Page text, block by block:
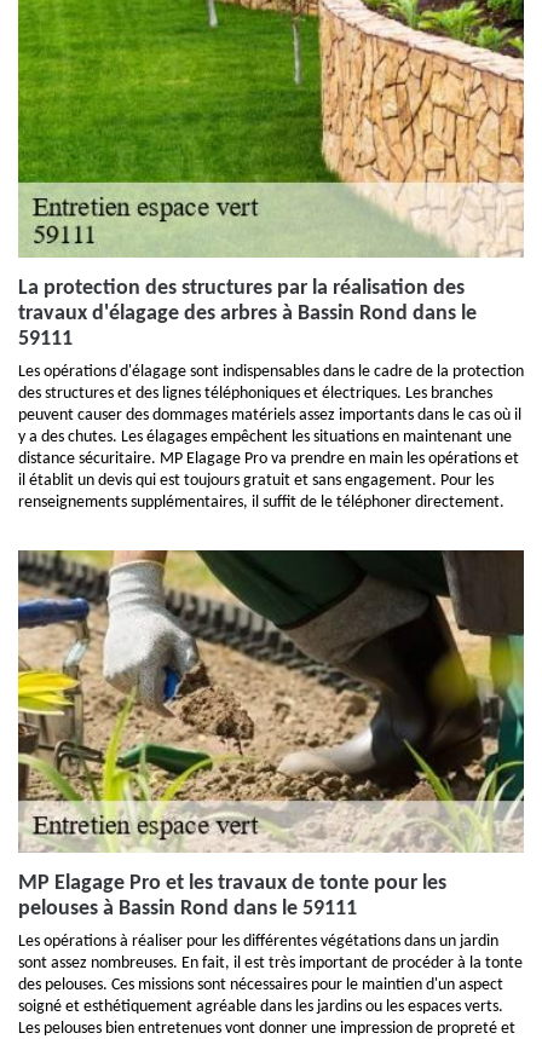
La protection des structures par la réalisation des
travaux d'élagage des arbres à Bassin Rond dans le
59111
Les opérations d'élagage sont indispensables dans le cadre de la protection
des structures et des lignes téléphoniques et électriques. Les branches
peuvent causer des dommages matériels assez importants dans le cas où il
y a des chutes. Les élagages empêchent les situations en maintenant une
distance sécuritaire. MP Elagage Pro va prendre en main les opérations et
il établit un devis qui est toujours gratuit et sans engagement. Pour les
renseignements supplémentaires, il suffit de le téléphoner directement.
MP Elagage Pro et les travaux de tonte pour les
pelouses à Bassin Rond dans le 59111
Les opérations à réaliser pour les différentes végétations dans un jardin
sont assez nombreuses. En fait, il est très important de procéder à la tonte
des pelouses. Ces missions sont nécessaires pour le maintien d'un aspect
soigné et esthétiquement agréable dans les jardins ou les espaces verts.
Les pelouses bien entretenues vont donner une impression de propreté et